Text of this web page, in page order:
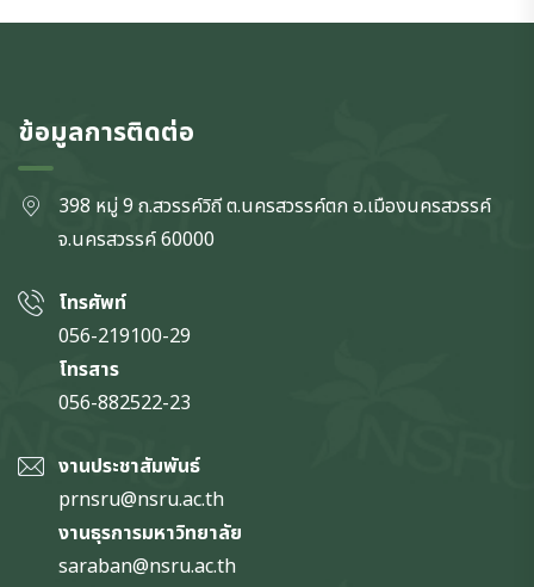
ข้อมูลการติดต่อ
398 หมู่ 9 ถ.สวรรค์วิถี ต.นครสวรรค์ตก อ.เมืองนครสวรรค์
จ.นครสวรรค์60000
โทรศัพท์
056-219100-29
โทรสาร
056-882522-23
งานประชาสัมพันธ์
prnsru@nsru.ac.th
งานธุรการมหาวิทยาลัย
saraban@nsru.ac.th